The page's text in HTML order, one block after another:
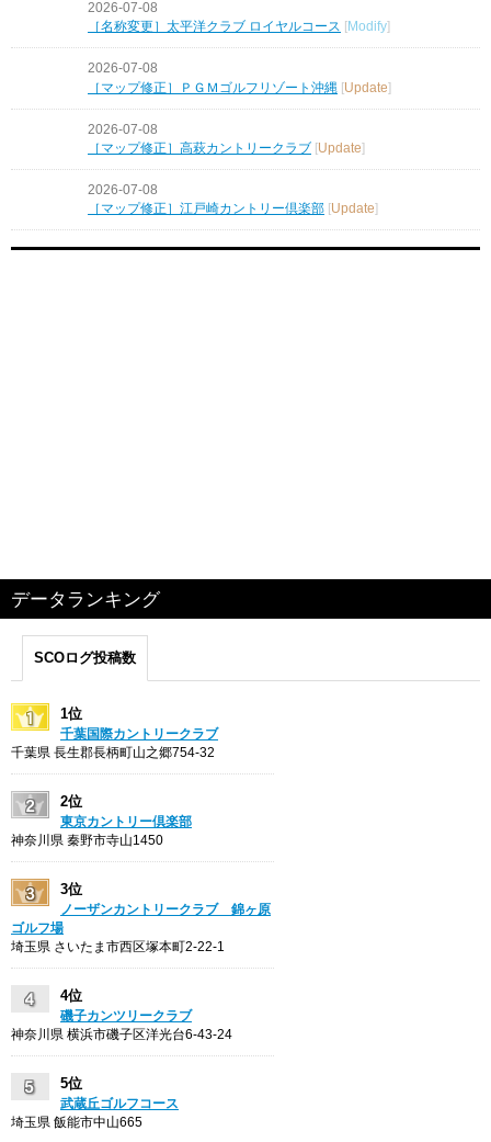
2026-07-08
［名称変更］太平洋クラブ ロイヤルコース [Modify]
2026-07-08
［マップ修正］ＰＧＭゴルフリゾート沖縄 [Update]
2026-07-08
［マップ修正］高萩カントリークラブ [Update]
2026-07-08
［マップ修正］江戸崎カントリー倶楽部 Update
データランキング
SCOログ投稿数
1位
千葉国際カントリークラブ
千葉県 長生郡長柄町山之郷754-32
2位
東京カントリー倶楽部
神奈川県 秦野市寺山1450
3位
ノーザンカントリークラブ 錦ヶ原
ゴルフ場
埼玉県 さいたま市西区塚本町2-22-1
4位
磯子カンツリークラブ
神奈川県 横浜市磯子区洋光台6-43-24
5位
武蔵丘ゴルフコース
埼玉県 飯能市中山665